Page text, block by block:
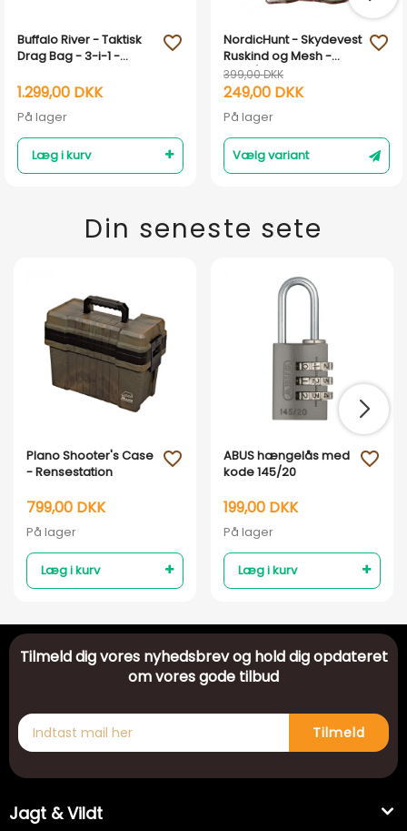
Buffalo River - Taktisk
Drag Bag - 3-i-1 -
1.299,00 DKK
På lager
Læg i kurv
favorite_outline
NordicHunt - Skydevest
Ruskind og Mesh -
Grøn/brun
399,00 DKK
249,00 DKK
På lager
Vælg variant
favorite_outline
Din seneste sete
Plano Shooter's Case
- Rensestation
799,00 DKK
På lager
Læg i kurv
favorite_outline
ABUS hængelås med
kode 145/20
199,00 DKK
På lager
Læg i kurv
favorite_outline
Tilmeld dig vores nyhedsbrev og hold dig opdateret
om vores gode tilbud
Tilmeld
Jagt & Vildt